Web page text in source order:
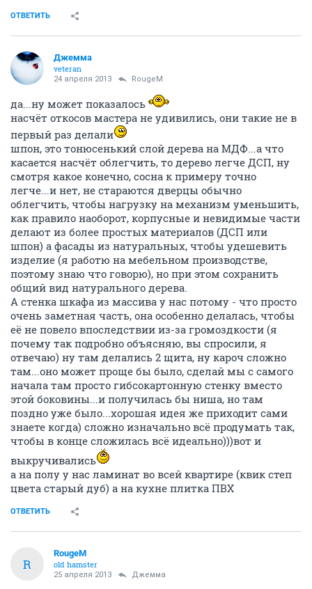
ОТВЕТИТЬ
Джемма
veteran
24 апреля 2013 RougeM
да...ну может показалось
насчёт откосов мастера не удивились, они такие не в
первый раз делали
шпон, это тонюсенький слой дерева на МДФ...а что
касается насчёт облегчить, то дерево легче ДСП, ну
смотря какое конечно, сосна к примеру точно
легче...и нет, не стараются дверцы обычно
облегчить, чтобы нагрузку на механизм уменьшить,
как правило наоборот, корпусные и невидимые части
делают из более простых материалов (ДСП или
шпон) а фасады из натуральных, чтобы удешевить
изделие (я работю на мебельном производстве,
поэтому знаю что говорю), но при этом сохранить
общий вид натурального дерева.
А стенка шкафа из массива у нас потому - что просто
очень заметная часть, она особенно делалась, чтобы
её не повело впоследствии из-за громоздкости (я
почему так подробно объясняю, вы спросили, я
отвечаю) ну там делались 2 щита, ну кароч сложно
там...оно может проще бы было, сделай мы с самого
начала там просто гибсокартонную стенку вместо
этой боковины...и получилась бы ниша, но там
поздно уже было...хорошая идея же приходит сами
знаете когда) сложно изначально всё продумать так,
чтобы в конце сложилась всё идеально)))вот и
выкручивались
а на полу у нас ламинат во всей квартире (квик степ
цвета старый дуб) а на кухне плитка ПВХ
ОТВЕТИТЬ
R
RougeM
old hamster
25 апреля 2013 Джемма